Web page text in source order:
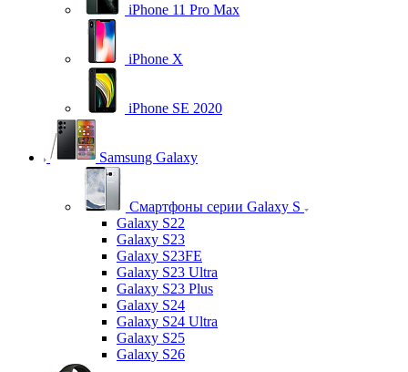
iPhone 11 Pro Max
iPhone X
iPhone SE 2020
Samsung Galaxy
Смартфоны серии Galaxy S
Galaxy S22
Galaxy S23
Galaxy S23FE
Galaxy S23 Ultra
Galaxy S23 Plus
Galaxy S24
Galaxy S24 Ultra
Galaxy S25
Galaxy S26